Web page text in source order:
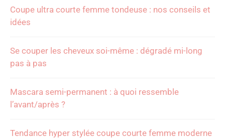
Coupe ultra courte femme tondeuse : nos conseils et
idées
Se couper les cheveux soi-même : dégradé mi-long
pas à pas
Mascara semi-permanent : à quoi ressemble
l’avant/après ?
Tendance hyper stylée coupe courte femme moderne